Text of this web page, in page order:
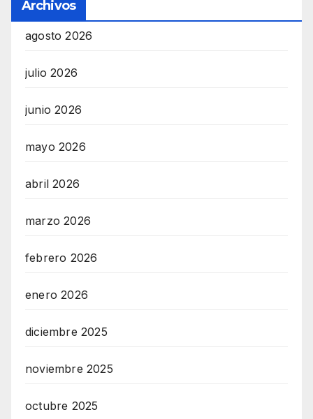
Archivos
agosto 2026
julio 2026
junio 2026
mayo 2026
abril 2026
marzo 2026
febrero 2026
enero 2026
diciembre 2025
noviembre 2025
octubre 2025